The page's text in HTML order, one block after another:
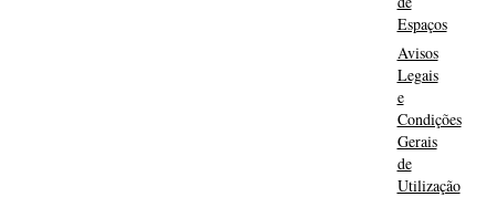
Espaços
Avisos
Legais
e
Condições
Gerais
de
Utilização